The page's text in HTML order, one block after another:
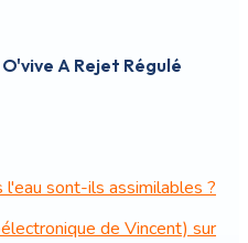
A Rejet Régulé
l'eau sont-ils assimilables ?
de Vincent) sur